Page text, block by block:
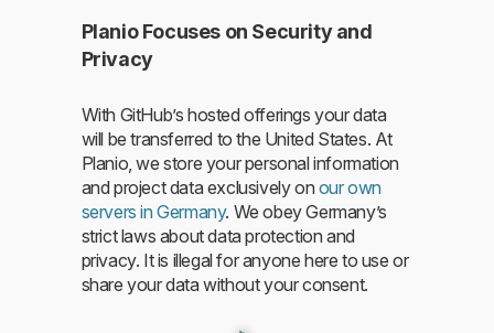
Planio Focuses on Security and
Privacy
With GitHub’s hosted offerings your data
will be transferred to the United States. At
Planio, we store your personal information
and project data exclusively on our own
servers in Germany. We obey Germany’s
strict laws about data protection and
privacy. It is illegal for anyone here to use or
share your data without your consent.